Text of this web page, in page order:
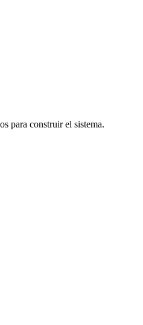
para construir el sistema.